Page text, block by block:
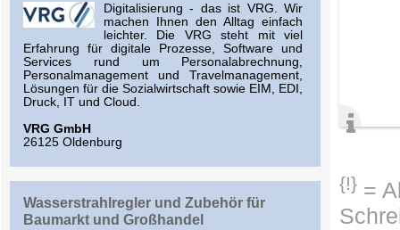
Digitalisierung - das ist VRG. Wir
machen Ihnen den Alltag einfach
leichter. Die VRG steht mit viel
Erfahrung für digitale Prozesse, Software und
Services rund um Personalabrechnung,
Personalmanagement und Travelmanagement,
Lösungen für die Sozialwirtschaft sowie EIM, EDI,
Druck, IT und Cloud.
VRG GmbH
26125 Oldenburg
Wasserstrahlregler und Zubehör für
Baumarkt und Großhandel
{!} =